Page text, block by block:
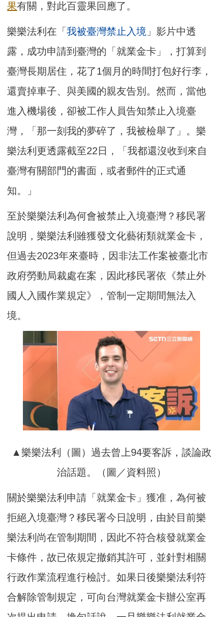
果有關，對此百靈果回應了。
樂樂法利在「我被臺灣禁止入境 」影片中透
露，成功申請到臺灣的「就業金卡」，打算到
臺灣長期居住，花了1個月的時間打包好行李，
還賣掉車子、與美國的親友告別。然而，當他
進入機場後，卻被工作人員告知禁止入境臺
灣，「那一刻我的夢碎了，我被檢舉了」。樂
樂法利更透露截至22日，「我都還沒收到來自
臺灣有關部門的書面，或者郵件的正式通
知。」
至於樂樂法利為何會被禁止入境臺灣？移民署
說明，樂樂法利雖獲發文化藝術類就業金卡，
但過去2023年來臺時，因非法工作案被臺北市
政府勞動局裁處在案，因此移民署依《禁止外
國人入國作業規定》，管制一定期間無法入
境。
▲樂樂法利（圖）過去曾上94要客訴，談論政
治話題。（圖／資料照）
關於樂樂法利申請「就業金卡」獲准，為何被
拒絕入境臺灣？移民署今日說明，由於目前樂
樂法利尚在管制期間，因此不符合核發就業金
卡條件，故已依規定撤銷其許可，並針對相關
行政作業流程進行檢討。如果日後樂樂法利符
合解除管制規定，可向台灣就業金卡辦公室再